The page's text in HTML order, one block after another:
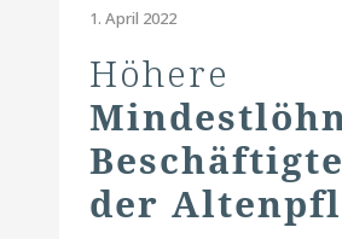
1. April 2022
Höhere
der